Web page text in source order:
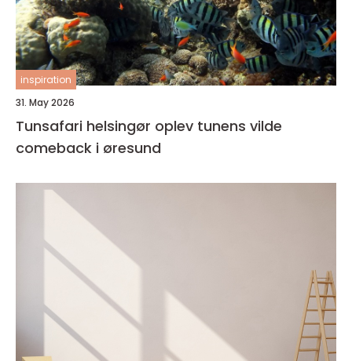
inspiration
31. May 2026
Tunsafari helsingør oplev tunens vilde
comeback i øresund